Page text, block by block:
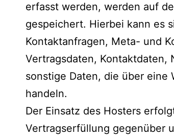
erfasst werden, werden auf
gespeichert. Hierbei kann es
Kontaktanfragen, Meta- und
Vertragsdaten, Kontaktdaten,
sonstige Daten, die über eine
handeln.
Der Einsatz des Hosters
Vertragserfüllung gegenüber